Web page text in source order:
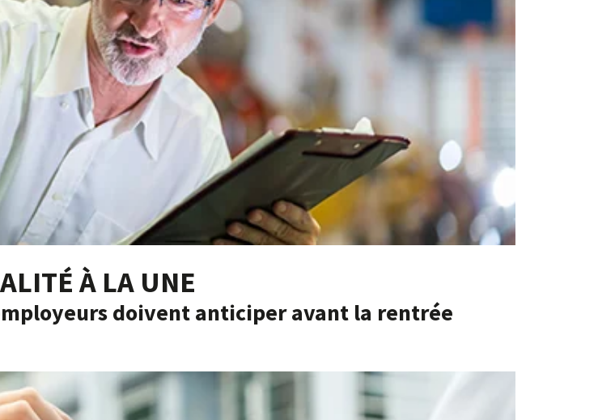
À LA UNE
doivent anticiper avant la rentrée